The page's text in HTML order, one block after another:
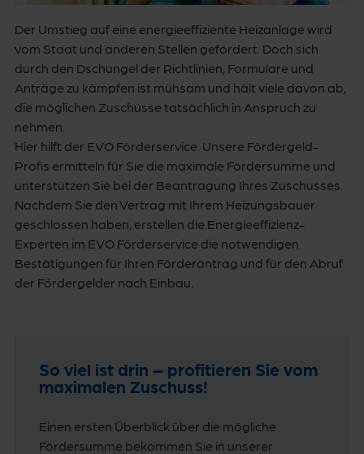
Der Umstieg auf eine energieeffiziente Heizanlage wird
vom Staat und anderen Stellen gefördert. Doch sich
durch den Dschungel der Richtlinien, Formulare und
Anträge zu kämpfen ist mühsam und hält viele davon ab,
die möglichen Zuschüsse tatsächlich in Anspruch zu
nehmen.
Hier hilft der EVO Förderservice. Unsere Fördergeld-
Profis ermitteln für Sie die maximale Fördersumme und
unterstützen Sie bei der Beantragung Ihres Zuschusses.
Nachdem Sie den Vertrag mit Ihrem Heizungsbauer
geschlossen haben, erstellen die Energieeffizienz-
Experten im EVO Förderservice die notwendigen
Bestätigungen für Ihren Förderantrag und für den Abruf
der Fördergelder nach Einbau.
So viel ist drin – profitieren Sie vom
maximalen Zuschuss!
Einen ersten Überblick über die mögliche
Fördersumme bekommen Sie in unserer